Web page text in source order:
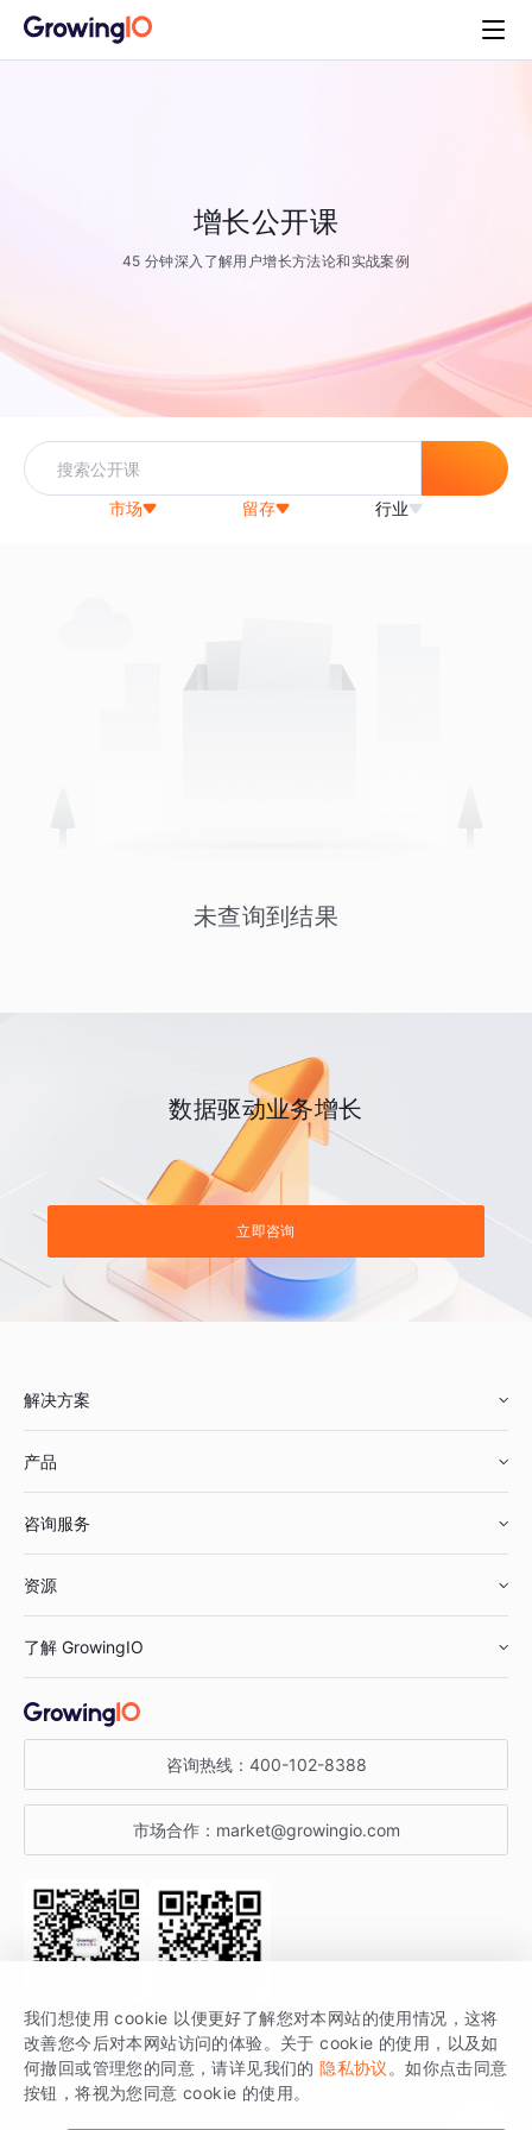
增长公开课
45 分钟深入了解用户增长方法论和实战案例
市场 留存 行业
未查询到结果
数据驱动业务增长
立即咨询
解决方案
鞋服行业
汽车行业
金融行业
产品
智能运营
获客分析
咨询服务
资源
增长公开课
增长博客
开发者文档
SDK 文档
场景指南
了解 GrowingIO
关于 GrowingIO
增长大会
行业活动
咨询热线： 400-102-8388
市场合作： market@growingio.com
关注公众号 获取更多干货
GrowingIO 是专注于数据智能分析与增长的品牌，核心平台为 GrowingIO
分析云。
我们想使用 cookie 以便更好了解您对本网站的使用情况，这将
改善您今后对本网站访问的体验。关于 cookie 的使用，以及如
何撤回或管理您的同意，请详见我们的 隐私协议 。如你点击同意
按钮，将视为您同意 cookie 的使用。